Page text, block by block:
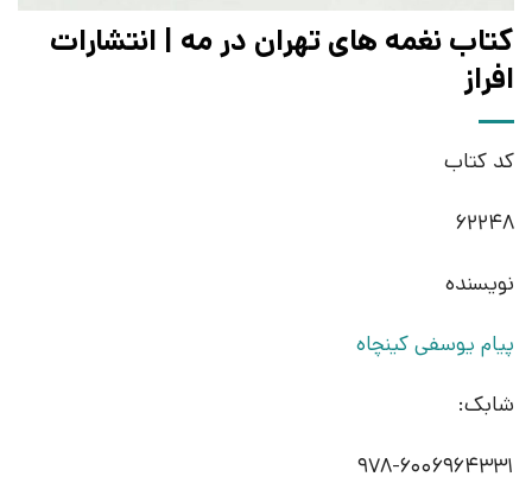
کتاب نغمه های تهران در مه | انتشارات
افراز
کد کتاب
62248
نویسنده
پیام یوسفی کینچاه
شابک:
978-6006964331